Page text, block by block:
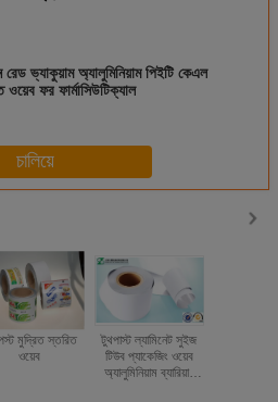
রেড ভ্যাকুয়াম অ্যালুমিনিয়াম পিইটি কেএল
ওয়েব ফর ফার্মাসিউটিক্যাল
চালিয়ে
মুদ্রিত স্তরিত
ওয়েব
টুথপাস্ট ল্যামিনেট সুইজ
টিউব প্যাকেজিং ওয়েব
অ্যালুমিনিয়াম ব্যারিয়ার